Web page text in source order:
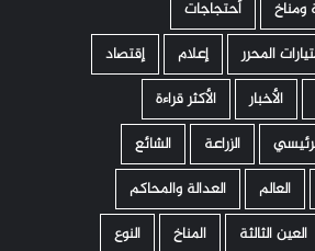
ومناخ
أحتجاجات
المحرر إعلام
إقتصاد
الأخبار
الأكثر قراءة
الزراعة
الشائع
العالم
العدالة والمحاكم
العين الثالثة المناخ النوع